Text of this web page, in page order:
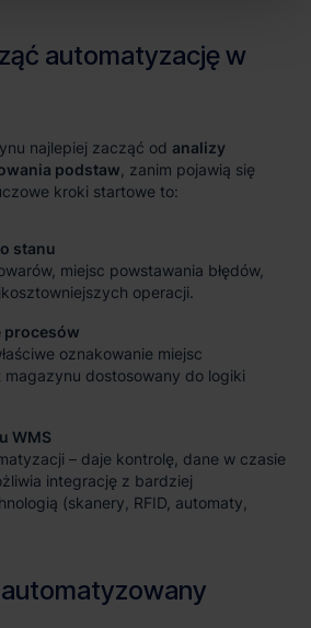
najlepiej zacząć od analizy
podstaw , zanim pojawią się
kroki startowe to:
stanu
miejsc powstawania błędów,
operacji.
procesów
oznakowanie miejsc
magazynu dostosowany do logiki
WMS
– daje kontrolę, dane w czasie
integrację z bardziej
(skanery, RFID, automaty,